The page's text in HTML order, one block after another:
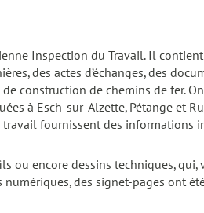
Inspection du Travail. Il
des actes d’échanges, des
construction de chemins de fer.
à Esch-sur-Alzette, Pétange et
fournissent des informations
ou encore dessins techniques,
des signet-pages ont